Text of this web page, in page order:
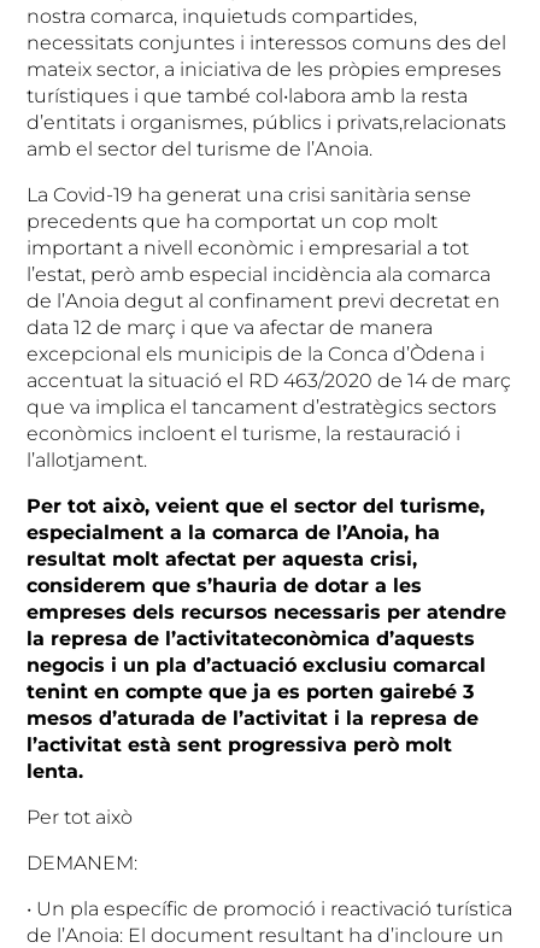
nostra comarca, inquietuds compartides,
necessitats conjuntes i interessos comuns des del
mateix sector, a iniciativa de les pròpies empreses
turístiques i que també col•labora amb la resta
d’entitats i organismes, públics i privats,relacionats
amb el sector del turisme de l’Anoia.
La Covid-19 ha generat una crisi sanitària sense
precedents que ha comportat un cop molt
important a nivell econòmic i empresarial a tot
l’estat, però amb especial incidència ala comarca
de l’Anoia degut al confinament previ decretat en
data 12 de març i que va afectar de manera
excepcional els municipis de la Conca d’Òdena i
accentuat la situació el RD 463/2020 de 14 de març
que va implica el tancament d’estratègics sectors
econòmics incloent el turisme, la restauració i
l’allotjament.
Per tot això, veient que el sector del turisme,
especialment a la comarca de l’Anoia, ha
resultat molt afectat per aquesta crisi,
considerem que s’hauria de dotar a les
empreses dels recursos necessaris per atendre
la represa de l’activitateconòmica d’aquests
negocis i un pla d’actuació exclusiu comarcal
tenint en compte que ja es porten gairebé 3
mesos d’aturada de l’activitat i la represa de
l’activitat està sent progressiva però molt
lenta.
Per tot això
DEMANEM:
• Un pla específic de promoció i reactivació turística
de l’Anoia: El document resultant ha d’incloure un